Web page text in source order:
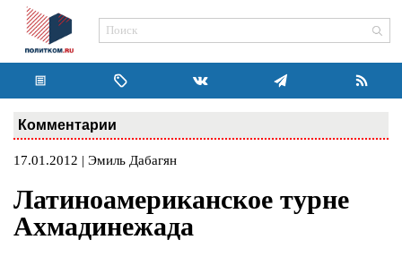
Комментарии
17.01.2012 | Эмиль Дабагян
Латиноамериканское турне
Ахмадинежада